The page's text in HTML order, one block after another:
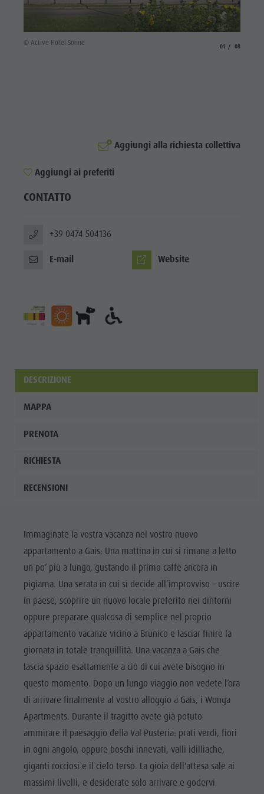
ATTRAZIONI
LOCALITÀ E
DINTORNI
Cavalcare
Nuotare
Richiesta cataloghi
Vacanza con il cane
© Active Hotel Sonne
01 08
Aggiungi alla richiesta collettiva
Aggiungi ai preferiti
CONTATTO
+39 0474 504136
E-mail Website
DESCRIZIONE
MAPPA
PRENOTA
RICHIESTA
RECENSIONI
Immaginate la vostra vacanza nel vostro nuovo
appartamento a Gais: Una mattina in cui si rimane a letto
un po’ più a lungo, gustando il primo caffè ancora in
pigiama. Una serata in cui si decide all’improvviso – uscire
in paese, scoprire un nuovo locale preferito nei dintorni
oppure preparare qualcosa di semplice nel proprio
appartamento vacanze vicino a Brunico e lasciar finire la
giornata in totale tranquillità. Una vacanza a Gais che
lascia spazio esattamente a ciò di cui avete bisogno in
questo momento. Dopo un lungo viaggio non vedete l’ora
di arrivare finalmente al vostro alloggio a Gais, i Wonga
Apartments. Durante il tragitto avete già potuto
ammirare il paesaggio della Val Pusteria: prati verdi, fiori
in ogni angolo, oppure boschi innevati, valli idilliache,
giganti rocciosi e il cielo terso. La gioia dell'attesa sale ai
massimi livelli, e desiderate solo arrivare e godervi